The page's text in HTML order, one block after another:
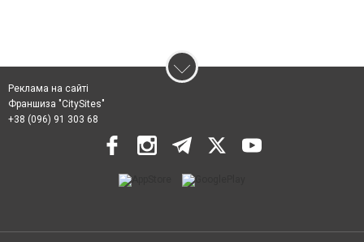
Реклама на сайті
Франшиза "CitySites"
+38 (096) 91 303 68